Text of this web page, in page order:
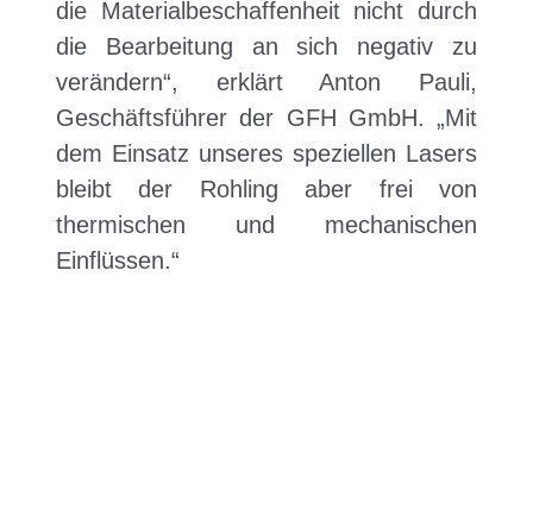
die Materialbeschaffenheit nicht durch
die Bearbeitung an sich negativ zu
verändern“, erklärt Anton Pauli,
Geschäftsführer der GFH GmbH. „Mit
dem Einsatz unseres speziellen Lasers
bleibt der Rohling aber frei von
thermischen und mechanischen
Einflüssen.“